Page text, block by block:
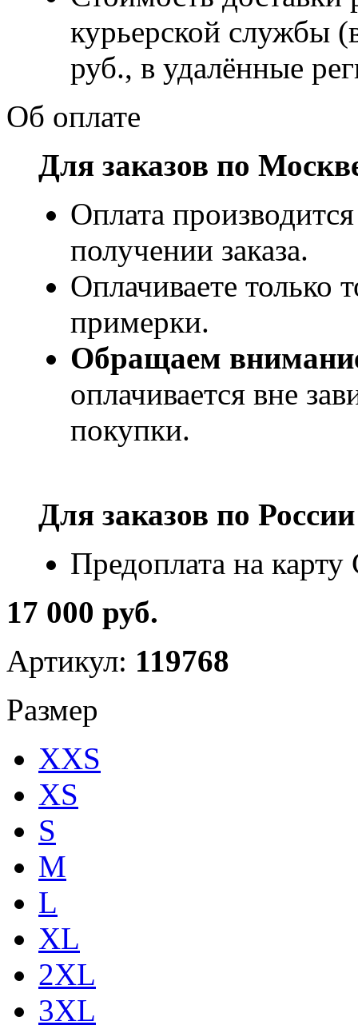
курьерской службы
руб., в удалённые
Об оплате
Для заказов по
Оплата
получении заказа.
Оплачиваете только
примерки.
Обращаем
оплачивается вне
покупки.
Для заказов по
Предоплата на
17 000 руб.
Артикул: 119768
Размер
XXS
XS
S
M
L
XL
2XL
3XL